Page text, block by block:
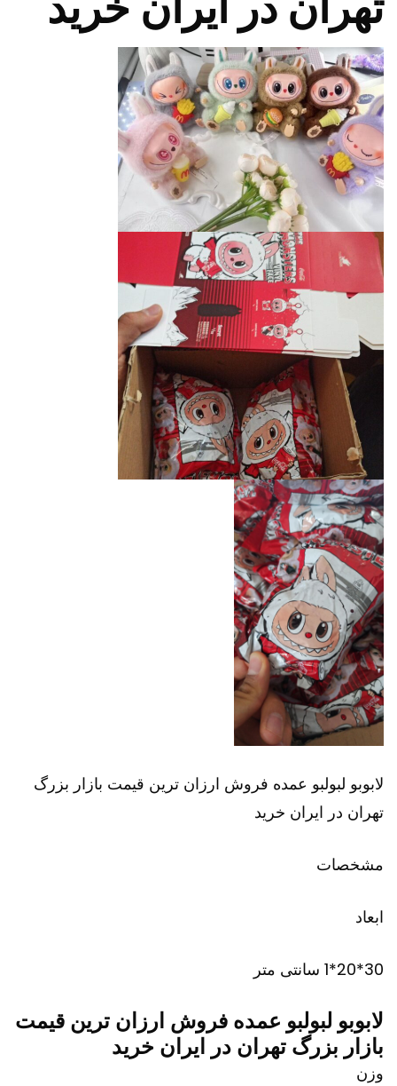
لابوبو لبولبو عمده فروش ارزان ترین قیمت بازار بزرگ
تهران در ایران خرید
مشخصات
ابعاد
30*20*1 سانتی متر
لابوبو لبولبو عمده فروش ارزان ترین قیمت
بازار بزرگ تهران در ایران خرید
وزن